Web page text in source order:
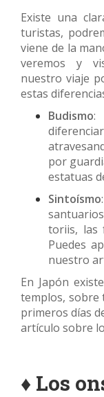
Existe una
turistas,
viene de la
veremos y
nuestro viaje
estas
Budismo:
por
estatuas
Sintoísmo
toriis, las
Puedes
nuestro
En Japón
templos, sobre
primeros días
artículo sobre
♦ Los